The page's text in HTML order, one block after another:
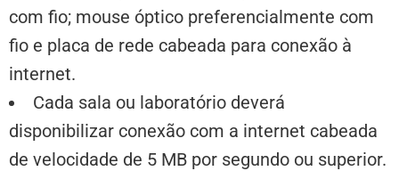
com fio; mouse óptico preferencialmente com
fio e placa de rede cabeada para conexão à
internet.
Cada sala ou laboratório deverá
disponibilizar conexão com a internet cabeada
de velocidade de 5 MB por segundo ou superior.